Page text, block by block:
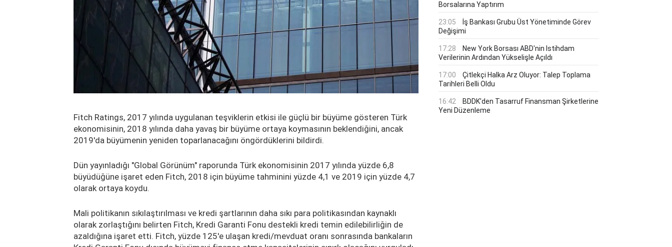
Fitch Ratings, 2017 yılında uygulanan teşviklerin etkisi ile güçlü bir büyüme gösteren Türk
ekonomisinin, 2018 yılında daha yavaş bir büyüme ortaya koymasının beklendiğini, ancak
2019'da büyümenin yeniden toparlanacağını öngördüklerini bildirdi.
Dün yayınladığı "Global Görünüm" raporunda Türk ekonomisinin 2017 yılında yüzde 6,8
büyüdüğüne işaret eden Fitch, 2018 için büyüme tahminini yüzde 4,1 ve 2019 için yüzde 4,7
olarak ortaya koydu.
Mali politikanın sıkılaştırılması ve kredi şartlarının daha sıkı para politikasından kaynaklı
olarak zorlaştığını belirten Fitch, Kredi Garanti Fonu destekli kredi temin edilebilirliğin de
azaldığına işaret etti. Fitch, yüzde 125'e ulaşan kredi/mevduat oranı sonrasında bankaların
Borsalarına Yaptırım
23:05
İş Bankası Grubu Üst Yönetiminde Görev
Değişimi
17:28
New York Borsası ABD'nin Istihdam
Verilerinin Ardından Yükselişle Açıldı
17:00
Çitlekçi Halka Arz Oluyor: Talep Toplama
Tarihleri Belli Oldu
16:42
BDDK'den Tasarruf Finansman Şirketlerine
Yeni Düzenleme